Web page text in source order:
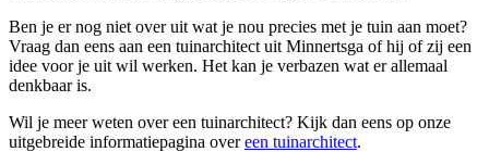
Ben je er nog niet over uit wat je nou precies met je tuin aan moet?
Vraag dan eens aan een tuinarchitect uit Minnertsga of hij of zij een
idee voor je uit wil werken. Het kan je verbazen wat er allemaal
denkbaar is.
Wil je meer weten over een tuinarchitect? Kijk dan eens op onze
uitgebreide informatiepagina overeen tuinarchitect.